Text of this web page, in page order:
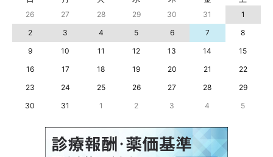
26 27 28 29 30 31
1
2
3 4 5 6 7
8
9
10 11 12 13 14
15
16
17 18 19 20 21
22
23
24 25 26 27 28
29
30
31 1 2 3 4 5